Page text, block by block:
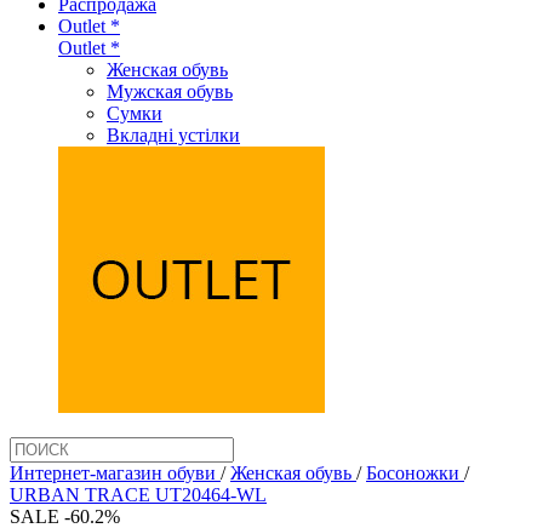
Распродажа
Outlet *
Outlet *
Женская обувь
Мужская обувь
Сумки
Вкладні устілки
Интернет-магазин обуви /Женская обувь /Босоножки /
URBAN TRACE UT20464-WL
SALE -60.2%